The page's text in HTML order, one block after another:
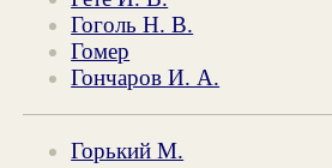
Гоголь Н. В.
Гомер
Гончаров И. А.
Горький М.